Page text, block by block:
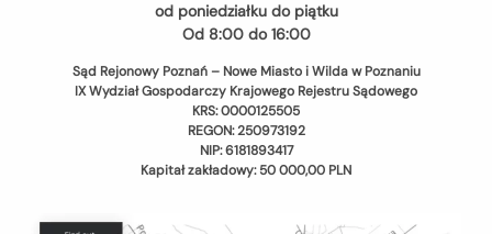
od poniedziałku do piątku
Od 8:00 do 16:00
Sąd Rejonowy Poznań – Nowe Miasto i Wilda w Poznaniu
IX Wydział Gospodarczy Krajowego Rejestru Sądowego
KRS: 0000125505
REGON: 250973192
NIP: 6181893417
Kapitał zakładowy: 50 000,00 PLN